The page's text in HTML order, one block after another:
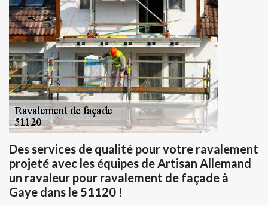
Des services de qualité pour votre ravalement
projeté avec les équipes de Artisan Allemand
un ravaleur pour ravalement de façade à
Gaye dans le 51120 !